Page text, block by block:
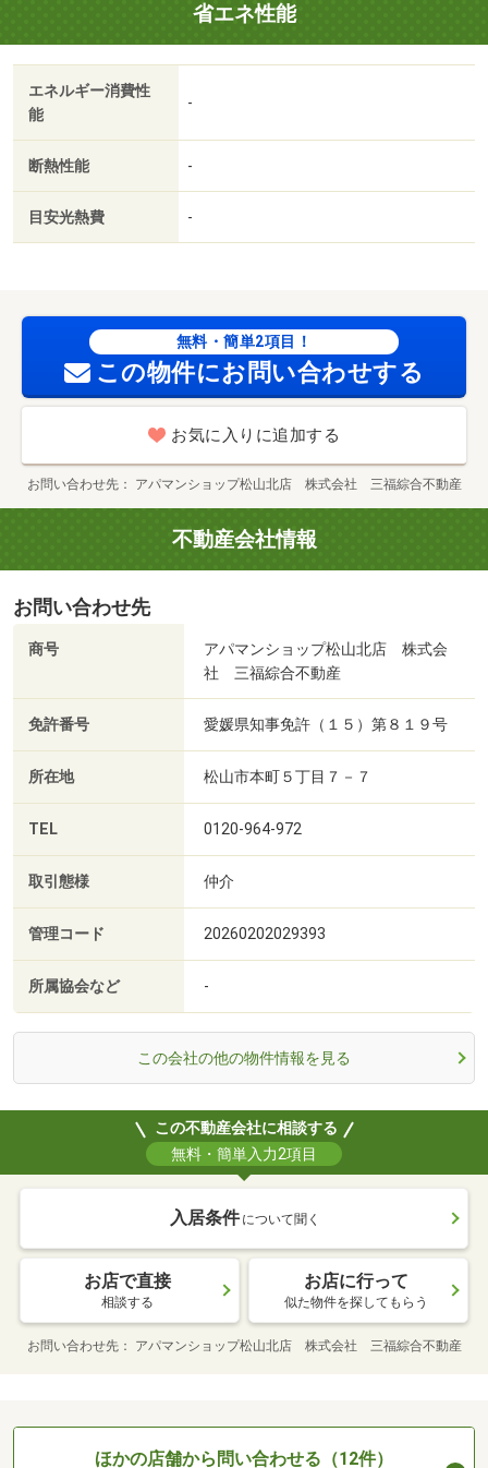
省エネ性能
エネルギー消費性
能
-
断熱性能 -
目安光熱費 -
無料・簡単2項目！
この物件にお問い合わせする
お気に入りに追加する
お問い合わせ先 アパマンショップ松山北店 株式会社 三福綜合不動産
不動産会社情報
お問い合わせ先
商号
アパマンショップ松山北店 株式会
社 三福綜合不動産
免許番号 愛媛県知事免許（１５）第８１９号
所在地 松山市本町５丁目７－７
TEL 0120-964-972
取引態様 仲介
管理コード 20260202029393
所属協会など -
この会社の他の物件情報を見る
この不動産会社に相談する
無料・簡単入力2項目
入居条件 について聞く
お店で直接
相談する
お店に行って
似た物件を探してもらう
お問い合わせ先 アパマンショップ松山北店 株式会社 三福綜合不動産
ほかの店舗から問い合わせる（12件）